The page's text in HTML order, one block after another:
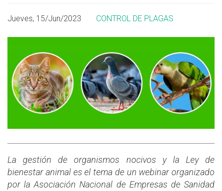
Jueves, 15/Jun/2023 CONTROL DE PLAGAS
La gestión de organismos nocivos y la Ley de
bienestar animal es el tema de un webinar organizado
por la Asociación Nacional de Empresas de Sanidad